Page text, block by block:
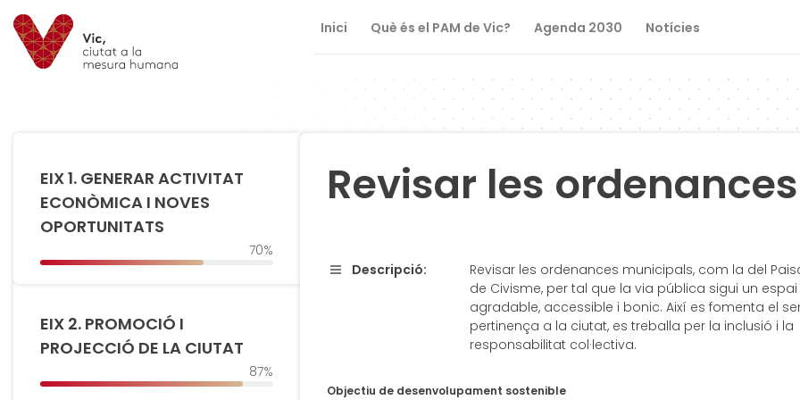
Saltar al contingut
Saltar a la navegació
Informació de contacte Inici Què és el PAM de Vic? Agenda 2030 Notícies
Revisar les
Descripció:
Revisar les ordenances municipals, com la del
de Civisme, per tal que la via pública sigui un espai
agradable, accessible i bonic. Així es fomenta el
pertinença a la ciutat, es treballa per la inclusió i la
responsabilitat col·lectiva.
Objectiu de desenvolupament sostenible
EIX 1. GENERAR ACTIVITAT
ECONÒMICA I NOVES
OPORTUNITATS
70%
EIX 2. PROMOCIÓ I
PROJECCIÓ DE LA CIUTAT
87%